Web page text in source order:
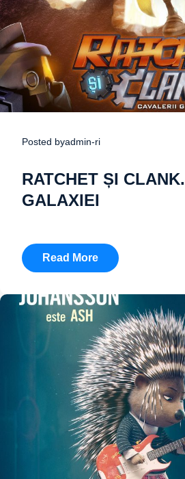
Posted byadmin-ri
RATCHET ȘI
GALAXIEI
Read More